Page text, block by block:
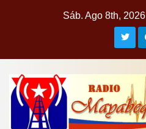
Sáb. Ago 8th, 2026